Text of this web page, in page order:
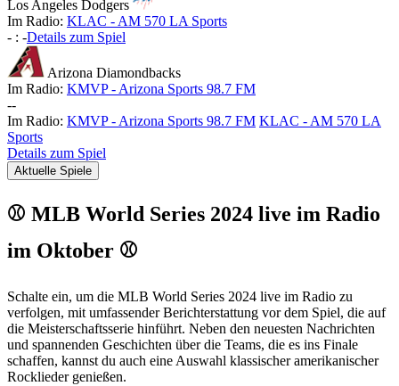
Los Angeles Dodgers
Im Radio: KLAC - AM 570 LA Sports
- : -Details zum Spiel
Arizona Diamondbacks
Im Radio: KMVP - Arizona Sports 98.7 FM
--
Im Radio: KMVP - Arizona Sports 98.7 FM KLAC - AM 570 LA
Sports
Details zum Spiel
Aktuelle Spiele
⚾ MLB World Series 2024 live im Radio
im Oktober ⚾
Schalte ein, um die MLB World Series 2024 live im Radio zu
verfolgen, mit umfassender Berichterstattung vor dem Spiel, die auf
die Meisterschaftsserie hinführt. Neben den neuesten Nachrichten
und spannenden Geschichten über die Teams, die es ins Finale
schaffen, kannst du auch eine Auswahl klassischer amerikanischer
Rocklieder genießen.